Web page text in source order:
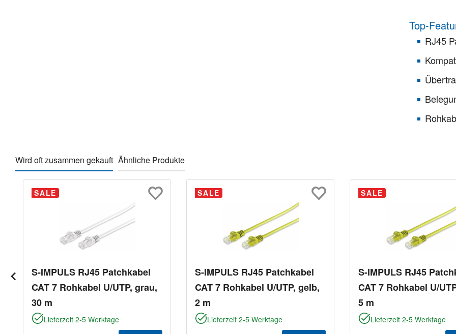
Top-
RJ45
Wird oft zusammen gekauft Ähnliche Produkte
Produktgalerie überspringen
SALE
S-IMPULS RJ45 Patchkabel
CAT 7 Rohkabel U/UTP, grau,
30 m
Lieferzeit 2-5 Werktage
SALE
S-IMPULS RJ45 Patchkabel
CAT 7 Rohkabel U/UTP, gelb,
2 m
Lieferzeit 2-5 Werktage
SALE
S-IMPULS RJ45
CAT 7 Rohkabel U/
5 m
Lieferzeit 2-5 Werktage